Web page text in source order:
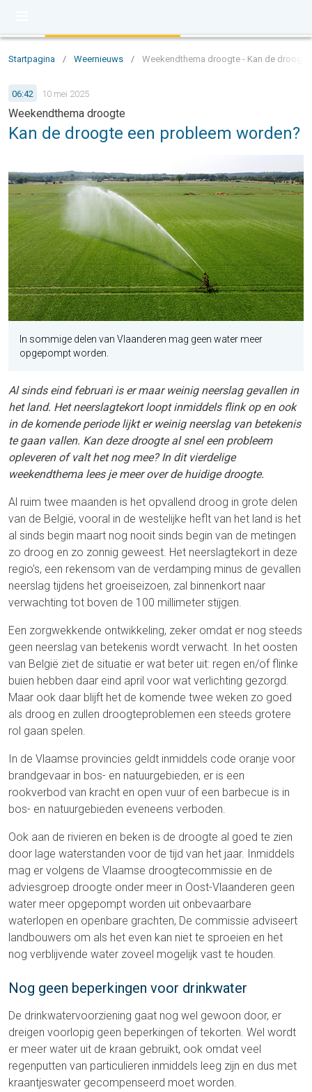
Startpagina / Weernieuws / Weekendthema droogte - Kan de
06:42 10 mei 2025
Weekendthema droogte
Kan de droogte een probleem worden?
In sommige delen van Vlaanderen mag geen water meer
opgepompt worden.
Al sinds eind februari is er maar weinig neerslag gevallen in
het land. Het neerslagtekort loopt inmiddels flink op en ook
in de komende periode lijkt er weinig neerslag van betekenis
te gaan vallen. Kan deze droogte al snel een probleem
opleveren of valt het nog mee? In dit vierdelige
weekendthema lees je meer over de huidige droogte.
Al ruim twee maanden is het opvallend droog in grote delen
van de België, vooral in de westelijke heflt van het land is het
al sinds begin maart nog nooit sinds begin van de metingen
zo droog en zo zonnig geweest. Het neerslagtekort in deze
regio's, een rekensom van de verdamping minus de gevallen
neerslag tijdens het groeiseizoen, zal binnenkort naar
verwachting tot boven de 100 millimeter stijgen.
Een zorgwekkende ontwikkeling, zeker omdat er nog steeds
geen neerslag van betekenis wordt verwacht. In het oosten
van België ziet de situatie er wat beter uit: regen en/of flinke
buien hebben daar eind april voor wat verlichting gezorgd.
Maar ook daar blijft het de komende twee weken zo goed
als droog en zullen droogteproblemen een steeds grotere
rol gaan spelen.
In de Vlaamse provincies geldt inmiddels code oranje voor
brandgevaar in bos- en natuurgebieden, er is een
rookverbod van kracht en open vuur of een barbecue is in
bos- en natuurgebieden eveneens verboden.
Ook aan de rivieren en beken is de droogte al goed te zien
door lage waterstanden voor de tijd van het jaar. Inmiddels
mag er volgens de Vlaamse droogtecommissie en de
adviesgroep droogte onder meer in Oost-Vlaanderen geen
water meer opgepompt worden uit onbevaarbare
waterlopen en openbare grachten, De commissie adviseert
landbouwers om als het even kan niet te sproeien en het
nog verblijvende water zoveel mogelijk vast te houden.
Nog geen beperkingen voor drinkwater
De drinkwatervoorziening gaat nog wel gewoon door, er
dreigen voorlopig geen beperkingen of tekorten. Wel wordt
er meer water uit de kraan gebruikt, ook omdat veel
regenputten van particulieren inmiddels leeg zijn en dus met
kraantjeswater gecompenseerd moet worden.